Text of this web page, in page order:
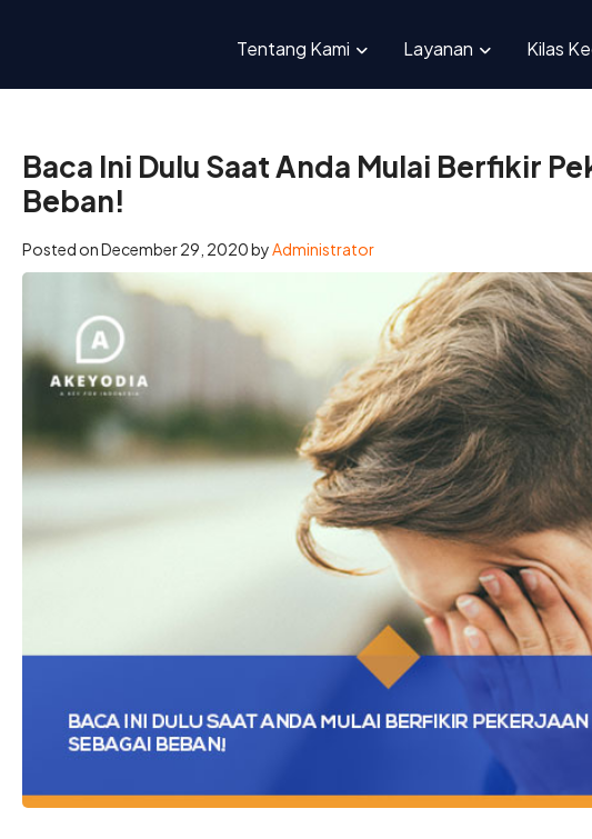
Tentang Kami Layanan Kilas
Baca Ini Dulu Saat Anda Mulai Berfikir Pekerjaan sebagai
Baca Ini Dulu Saat Anda Mulai Berfikir
Beban!
Posted onDecember 29, 2020byAdministrator